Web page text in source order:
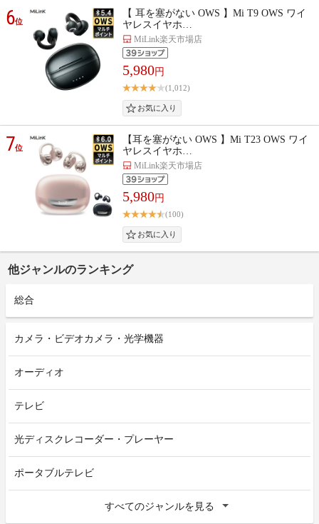
6位
【 耳を塞がない OWS 】Mi T9 OWS ワイ
ヤレスイヤホ…
MiLink楽天市場店
5,980円
(1,012)
7位
【耳を塞がない OWS 】Mi T23 OWS ワイ
ヤレスイヤホ…
MiLink楽天市場店
5,980円
(100)
他ジャンルのランキング
総合
カメラ・ビデオカメラ・光学機器
オーディオ
テレビ
光ディスクレコーダー・プレーヤー
ポータブルテレビ
すべてのジャンルを見る